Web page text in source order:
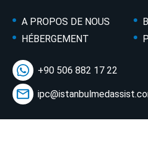
A PROPOS DE NOUS
HÉBERGEMENT
+90 506 882 17 22